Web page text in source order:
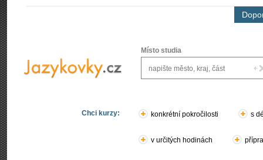
Místo studia
Chci kurzy: konkrétní pokročilosti s
v určitých hodinách